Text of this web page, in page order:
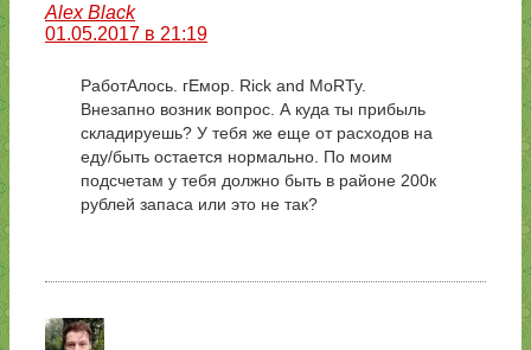
Alex Black
01.05.2017 в 21:19
РаботАлось. гЕмор. Rick and MoRTy.
Внезапно возник вопрос. А куда ты прибыль
складируешь? У тебя же еще от расходов на
еду/быть остается нормально. По моим
подсчетам у тебя должно быть в районе 200к
рублей запаса или это не так?